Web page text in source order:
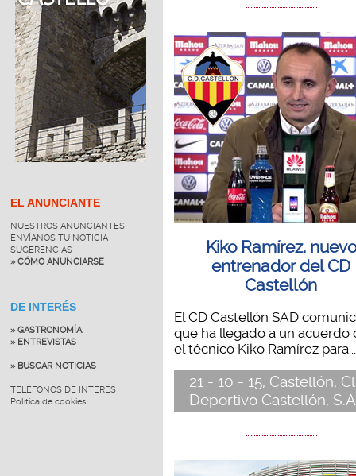
EL ANUNCIANTE
NUESTROS ANUNCIANTES
ENVÍANOS TU NOTICIA
SUGERENCIAS
» CÓMO ANUNCIARSE
DE INTERÉS
» GASTRONOMÍA
» ENTREVISTAS
» BUSCAR NOTICIAS
TELÉFONOS DE INTERÉS
Política de cookies
Kiko Ramírez, nuevo
entrenador del CD
Castellón
El CD Castellón SAD
que ha llegado a un acuerdo
el técnico Kiko Ramírez para...
21 - 10 - 15, Castellón,
Deportivo Castellón,